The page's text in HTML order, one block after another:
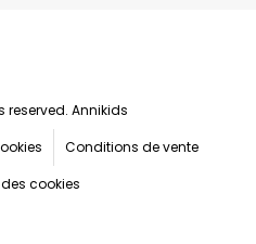
reserved. Annikids
Conditions de vente
cookies